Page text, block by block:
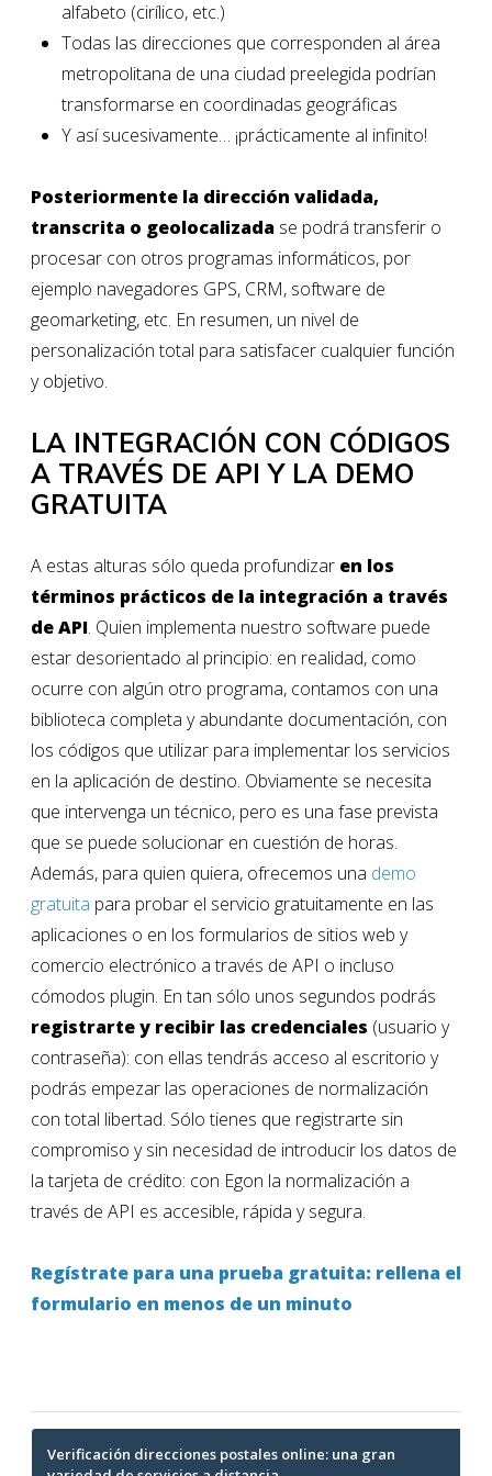
alfabeto (cirílico, etc.)
Todas las direcciones que corresponden al área
metropolitana de una ciudad preelegida podrían
transformarse en coordinadas geográficas
Y así sucesivamente… ¡prácticamente al infinito!
Posteriormente la dirección validada,
transcrita o geolocalizada se podrá transferir o
procesar con otros programas informáticos, por
ejemplo navegadores GPS, CRM, software de
geomarketing, etc. En resumen, un nivel de
personalización total para satisfacer cualquier función
y objetivo.
LA INTEGRACIÓN CON CÓDIGOS
A TRAVÉS DE API Y LA DEMO
GRATUITA
A estas alturas sólo queda profundizar en los
términos prácticos de la integración a través
de API. Quien implementa nuestro software puede
estar desorientado al principio: en realidad, como
ocurre con algún otro programa, contamos con una
biblioteca completa y abundante documentación, con
los códigos que utilizar para implementar los servicios
en la aplicación de destino. Obviamente se necesita
que intervenga un técnico, pero es una fase prevista
que se puede solucionar en cuestión de horas.
Además, para quien quiera, ofrecemos una demo
gratuita para probar el servicio gratuitamente en las
aplicaciones o en los formularios de sitios web y
comercio electrónico a través de API o incluso
cómodos plugin. En tan sólo unos segundos podrás
registrarte y recibir las credenciales (usuario y
contraseña): con ellas tendrás acceso al escritorio y
podrás empezar las operaciones de normalización
con total libertad. Sólo tienes que registrarte sin
compromiso y sin necesidad de introducir los datos de
la tarjeta de crédito: con Egon la normalización a
través de API es accesible, rápida y segura.
Regístrate para una prueba gratuita: rellena el
formulario en menos de un minuto
Post
Verificación direcciones postales online: una gran